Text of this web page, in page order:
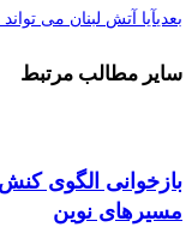
بعدیآیا آتش لبنان می
سایر مطالب مرتبط
بازخوانی الگوی
مسیرهای نوین